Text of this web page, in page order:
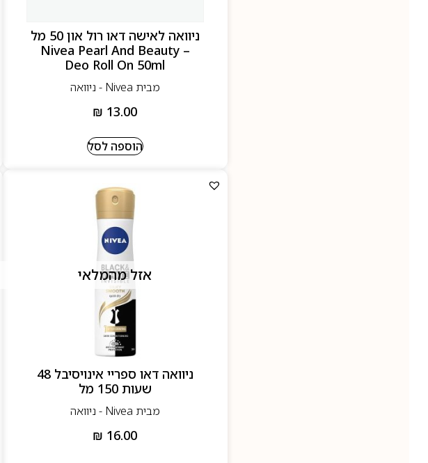
ניוואה לאישה דאו רול און 50 מל
– Nivea Pearl And Beauty
Deo Roll On 50ml
מבית Nivea - ניוואה
₪ 13.00
הוספה לסל
אזל מהמלאי
ניוואה דאו ספריי אינויסיבל 48
שעות 150 מל
מבית Nivea - ניוואה
₪ 16.00